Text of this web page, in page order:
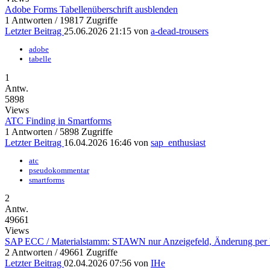
Adobe Forms Tabellenüberschrift ausblenden
1 Antworten / 19817 Zugriffe
Letzter Beitrag 25.06.2026 21:15 von a-dead-trousers
adobe
tabelle
1
Antw.
5898
Views
ATC Finding in Smartforms
1 Antworten / 5898 Zugriffe
Letzter Beitrag 16.04.2026 16:46 von sap_enthusiast
atc
pseudokommentar
smartforms
2
Antw.
49661
Views
SAP ECC / Materialstamm: STAWN nur Anzeigefeld, Änderung
2 Antworten / 49661 Zugriffe
Letzter Beitrag 02.04.2026 07:56 von IHe